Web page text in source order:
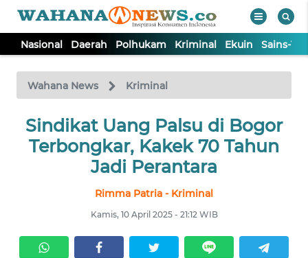
Nasional Daerah Polhukam Kriminal Ekuin Sains-
Wahana News Kriminal
Sindikat Uang Palsu di Bogor
Terbongkar, Kakek 70 Tahun
Jadi Perantara
Rimma Patria - Kriminal
Kamis, 10 April 2025 - 21:12 WIB
TV
Tutup
NASIONAL
KRIMINAL